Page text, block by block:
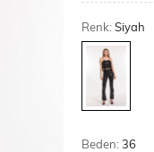
Renk:Siyah
Beden:36